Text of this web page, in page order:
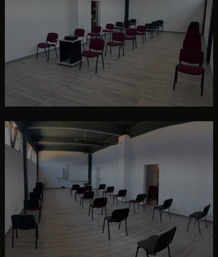
sală de curs / conferințe / evenimente
sală de curs / conferințe / evenimente